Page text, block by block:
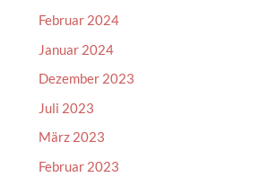
Februar 2024
Januar 2024
Dezember 2023
Juli 2023
März 2023
Februar 2023